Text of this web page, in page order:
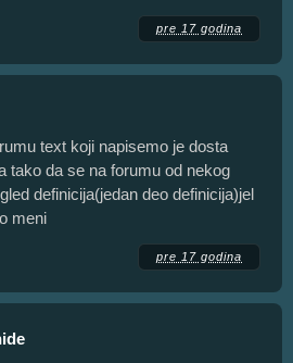
pre 17 godina
text koji napisemo je dosta
tako da se na forumu od nekog
definicija(jedan deo definicija)jel
meni
pre 17 godina